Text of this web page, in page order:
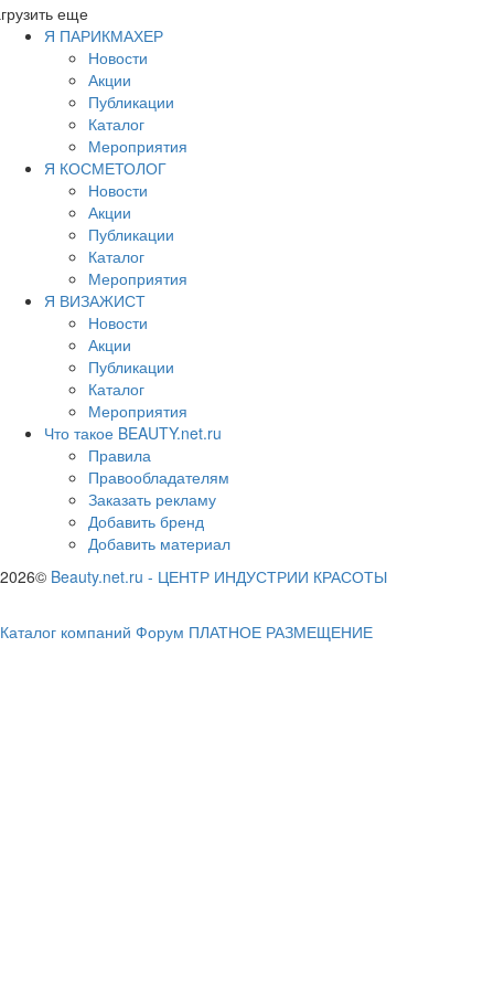
еще
Я ПАРИКМАХЕР
Новости
Акции
Публикации
Каталог
Мероприятия
Я КОСМЕТОЛОГ
Новости
Акции
Публикации
Каталог
Мероприятия
Я ВИЗАЖИСТ
Новости
Акции
Публикации
Каталог
Мероприятия
Что такое BEAUTY.net.ru
Правила
Правообладателям
Заказать рекламу
Добавить бренд
Добавить материал
2026© Beauty.net.ru - ЦЕНТР ИНДУСТРИИ КРАСОТЫ
Каталог компаний Форум ПЛАТНОЕ РАЗМЕЩЕНИЕ